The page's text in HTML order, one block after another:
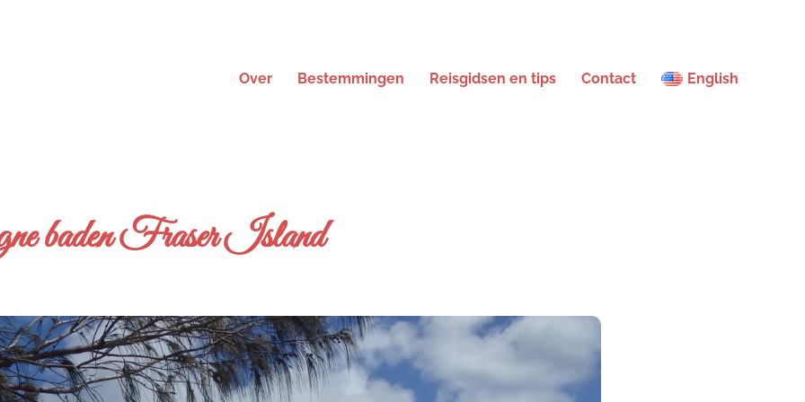
Over Bestemmingen Reisgidsen en tips Contact English
baden Fraser Island